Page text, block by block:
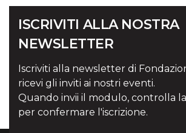
ISCRIVITI ALLA NOSTRA
NEWSLETTER
Iscriviti alla newsletter di
ricevi gli inviti ai nostri eventi.
Quando invii il modulo, controlla
per confermare l'iscrizione.